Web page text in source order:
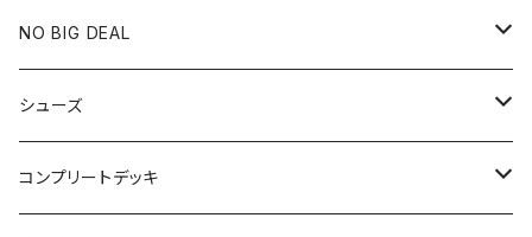
膝や腰が痛い
NO BIG DEAL
NBD CUSTOMIZED
USED ITEM
シューズ
キッズシューズ
コンプリートデッキ